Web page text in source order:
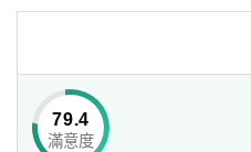
球
網
讓您不只賓至如歸，更感受如
79.4
滿意度